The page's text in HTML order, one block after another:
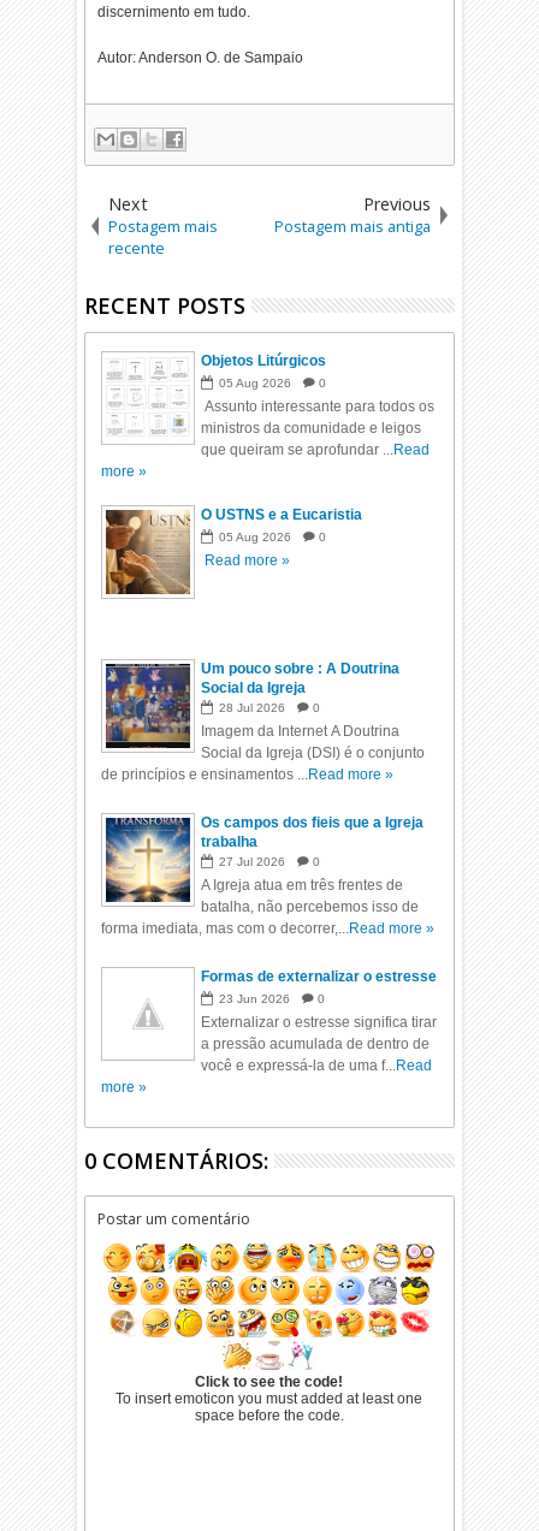
discernimento em tudo.
Autor: Anderson O. de Sampaio
Next
Postagem mais
recente
Previous
Postagem mais antiga
RECENT POSTS
Objetos Litúrgicos
05 Aug 2026 0
Assunto interessante para todos os
ministros da comunidade e leigos
que queiram se aprofundar ...Read
more »
O USTNS e a Eucaristia
05 Aug 2026 0
Read more »
Um pouco sobre : A Doutrina
Social da Igreja
28 Jul 2026 0
Imagem da Internet A Doutrina
Social da Igreja (DSI) é o conjunto
de princípios e ensinamentos ...Read more »
Os campos dos fieis que a Igreja
trabalha
27 Jul 2026 0
A Igreja atua em três frentes de
batalha, não percebemos isso de
forma imediata, mas com o decorrer,...Read more »
Formas de externalizar o estresse
23 Jun 2026 0
Externalizar o estresse significa tirar
a pressão acumulada de dentro de
você e expressá-la de uma f...Read
more »
0 COMENTÁRIOS:
Postar um comentário
Click to see the code!
To insert emoticon you must added at least one
space before the code.